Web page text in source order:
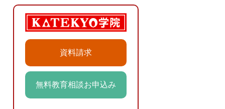
資料請求
無料教育相談お申込み